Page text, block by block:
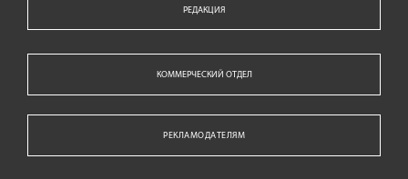
РЕДАКЦИЯ
КОММЕРЧЕСКИЙ ОТДЕЛ
РЕКЛАМОДАТЕЛЯМ